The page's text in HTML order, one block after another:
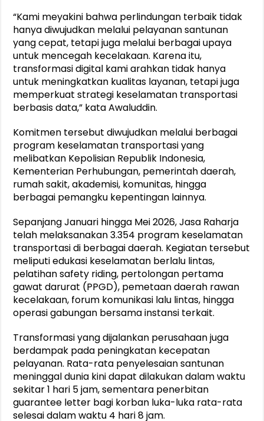
“Kami meyakini bahwa perlindungan terbaik tidak
hanya diwujudkan melalui pelayanan santunan
yang cepat, tetapi juga melalui berbagai upaya
untuk mencegah kecelakaan. Karena itu,
transformasi digital kami arahkan tidak hanya
untuk meningkatkan kualitas layanan, tetapi juga
memperkuat strategi keselamatan transportasi
berbasis data,” kata Awaluddin.
Komitmen tersebut diwujudkan melalui berbagai
program keselamatan transportasi yang
melibatkan Kepolisian Republik Indonesia,
Kementerian Perhubungan, pemerintah daerah,
rumah sakit, akademisi, komunitas, hingga
berbagai pemangku kepentingan lainnya.
Sepanjang Januari hingga Mei 2026, Jasa Raharja
telah melaksanakan 3.354 program keselamatan
transportasi di berbagai daerah. Kegiatan tersebut
meliputi edukasi keselamatan berlalu lintas,
pelatihan safety riding, pertolongan pertama
gawat darurat (PPGD), pemetaan daerah rawan
kecelakaan, forum komunikasi lalu lintas, hingga
operasi gabungan bersama instansi terkait.
Transformasi yang dijalankan perusahaan juga
berdampak pada peningkatan kecepatan
pelayanan. Rata-rata penyelesaian santunan
meninggal dunia kini dapat dilakukan dalam waktu
sekitar 1 hari 5 jam, sementara penerbitan
guarantee letter bagi korban luka-luka rata-rata
selesai dalam waktu 4 hari 8 jam.